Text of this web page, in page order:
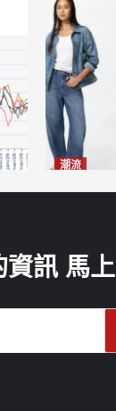
潮流
訊 馬上